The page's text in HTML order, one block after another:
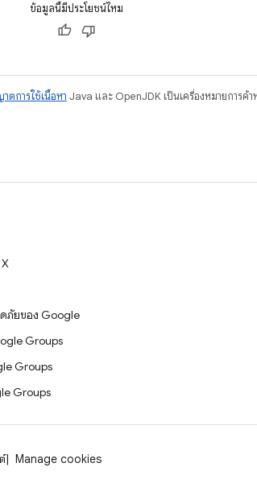
ข้อมูลนี้มีประโยชน์ไหม
ตการใช้เนื้อหา Java และ OpenJDK เป็นเครื่องหมายการค้
ภัยของ Google
Groups
Groups
Groups
Manage cookies